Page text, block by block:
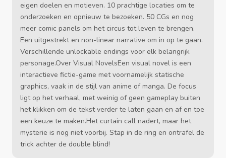
eigen doelen en motieven. 10 prachtige locaties om te
onderzoeken en opnieuw te bezoeken. 50 CGs en nog
meer comic panels om het circus tot leven te brengen.
Een uitgestrekt en non-linear narrative om in op te gaan.
Verschillende unlockable endings voor elk belangrijk
personage.Over Visual NovelsEen visual novel is een
interactieve fictie-game met voornamelijk statische
graphics, vaak in de stijl van anime of manga. De focus
ligt op het verhaal, met weinig of geen gameplay buiten
het klikken om de tekst verder te laten gaan en af en toe
een keuze te maken.Het curtain call nadert, maar het
mysterie is nog niet voorbij. Stap in de ring en ontrafel de
trick achter de double blind!